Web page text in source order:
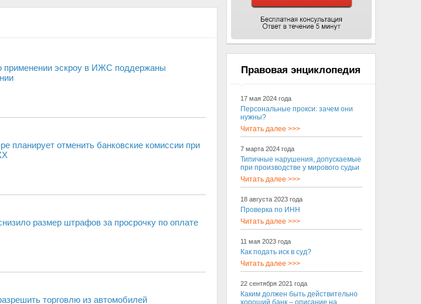
применении эскроу в ИЖС поддержаны
планирует отменить банковские комиссии при
размер штрафов за просрочку по оплате
торговлю из автомобилей
Правовая энциклопедия
17 мая 2024 года
Персональные прокси: зачем они
нужны?
Читать далее >>>
7 марта 2024 года
Типичные нарушения, допускаемые
при производстве у мирового судьи
Читать далее >>>
18 августа 2023 года
Проверка по ИНН
Читать далее >>>
11 мая 2023 года
Как подать иск в суд?
Читать далее >>>
22 сентября 2021 года
Каким должен быть действительно
хороший банк – описание на